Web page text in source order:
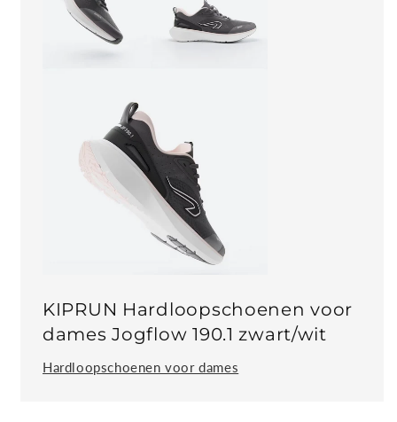
KIPRUN Hardloopschoenen voor
dames Jogflow 190.1 zwart/wit
Hardloopschoenen voor dames